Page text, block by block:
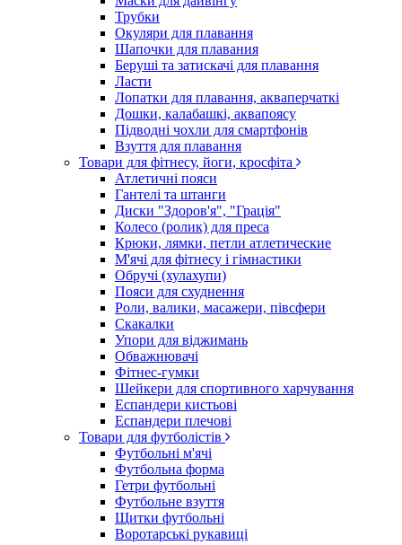
Трубки
Окуляри для плавання
Шапочки для плавания
Беруші та затискачі для плавання
Ласти
Лопатки для плавання, акваперчаткі
Дошки, калабашкі, аквапоясу
Підводні чохли для смартфонів
Взуття для плавання
Товари для фітнесу, йоги, кросфіта
Атлетичні пояси
Гантелі та штанги
Диски "Здоров'я", "Грація"
Колесо (ролик) для преса
Крюки, лямки, петли атлетические
М'ячі для фітнесу і гімнастики
Обручі (хулахупи)
Пояси для схуднення
Роли, валики, масажери, півсфери
Скакалки
Упори для віджимань
Обважнювачі
Фітнес-гумки
Шейкери для спортивного харчування
Еспандери кистьові
Еспандери плечові
Товари для футболістів
Футбольні м'ячі
Футбольна форма
Гетри футбольні
Футбольне взуття
Щитки футбольні
Воротарські рукавиці